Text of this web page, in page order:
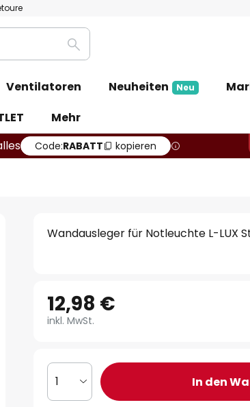
Suche
Ventilatoren Neuheiten Neu
Mehr
Code:RABATT kopieren
Wandausleger für Notleuchte L-LUX
12,98 €
inkl. MwSt.
1 In den